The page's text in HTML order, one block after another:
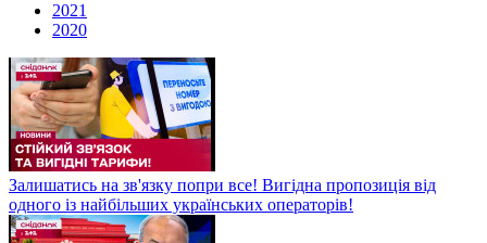
2021
2020
Залишатись на зв'язку попри все! Вигідна пропозиція від
одного із найбільших українських операторів!